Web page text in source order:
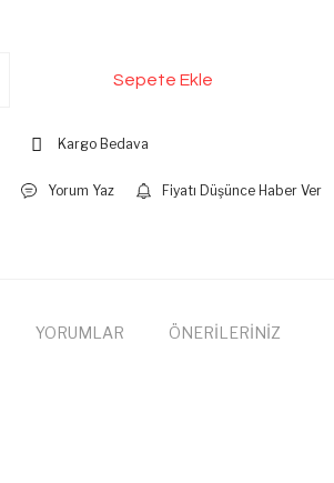
Sepete Ekle
Kargo Bedava
Yorum Yaz Fiyatı Düşünce Haber Ver
YORUMLAR ÖNERİLERİNİZ